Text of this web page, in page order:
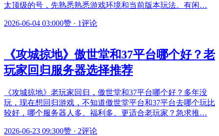
太顶级的号，先熟悉熟悉游戏环境和当前版本玩法。有闲…
2026-06-04 03:000赞 · 1评论
《攻城掠地》傲世堂和37平台哪个好？老
玩家回归服务器选择推荐
《攻城掠地》老玩家回归，傲世堂和37平台哪个好？多年没
玩，现在想回归游戏，不知道傲世堂平台和37平台去哪个玩比
较好，哪个服务器人多、福利多、更适合老玩家？急求推…
2026-06-23 09:300赞 · 2评论